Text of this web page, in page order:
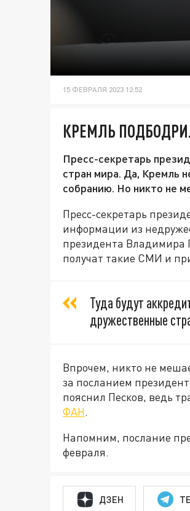
15 ФЕВРАЛЯ 2023 12:52
КРЕМЛЬ
Пресс-секретарь
стран мира. Да, Кремль
собранию. Но никто не
Пресс-секретарь
информации из
президента Владимира
получат такие СМИ и
Туда будут
дружественные
Впрочем, никто не
за посланием
пояснил Песков, ведь
ФАН.
Напомним, послание
февраля.
ДЗЕН